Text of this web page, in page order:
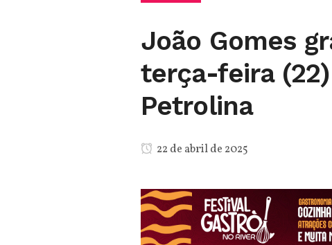
João Gomes
terça-feira
Petrolina
22 de abril de 2025